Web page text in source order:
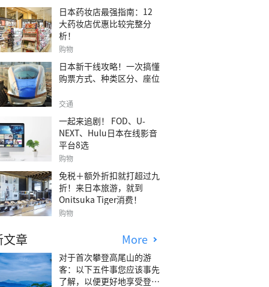
日本药妆店最强指南：12
大药妆店优惠比较完整分
析！
购物
日本新干线攻略！一次搞懂
购票方式、种类区分、座位
交通
一起来追剧！ FOD、U-
NEXT、Hulu日本在线影音
平台8选
购物
免税＋额外折扣就打超过九
折！来日本旅游，就到
Onitsuka Tiger消费！
购物
章 More
对于首次攀登高尾山的游
客：以下五件事您应该事先
了解，以便更好地享受登山